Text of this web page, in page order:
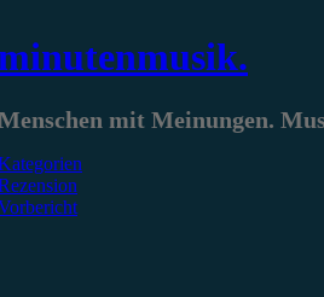
mit Meinungen.